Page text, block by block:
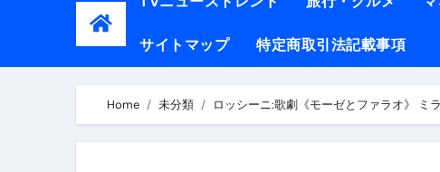
ラビッド・ドッグズ （ブルーレイディ
【vlog】超弾丸！！！仕事終わりに3
サイトマップ 特定商取引法記載事項
Home 未分類 ロッシーニ:歌劇《モーゼとファラオ》 ミ